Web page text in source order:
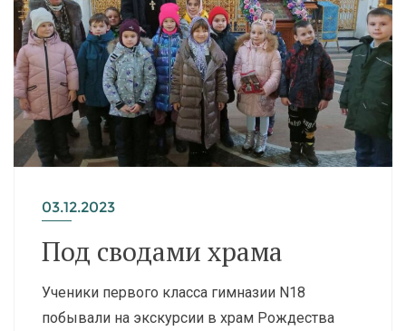
03.12.2023
Под сводами храма
Ученики первого класса гимназии N18
побывали на экскурсии в храм Рождества